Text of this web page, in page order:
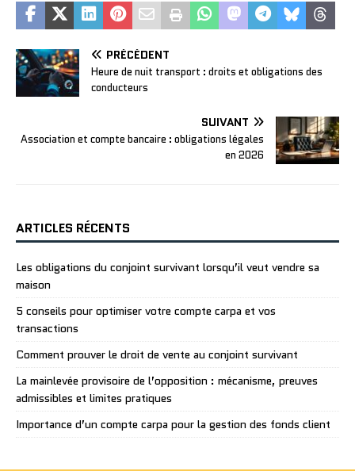
PRÉCÉDENT
Heure de nuit transport : droits et obligations des
conducteurs
SUIVANT
Association et compte bancaire : obligations légales
en 2026
ARTICLES RÉCENTS
Les obligations du conjoint survivant lorsqu’il veut vendre sa
maison
5 conseils pour optimiser votre compte carpa et vos
transactions
Comment prouver le droit de vente au conjoint survivant
La mainlevée provisoire de l’opposition : mécanisme, preuves
admissibles et limites pratiques
Importance d’un compte carpa pour la gestion des fonds client